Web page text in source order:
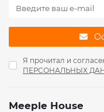
Я прочитал и
ПЕРСОНАЛЬНЫХ
Meeple House